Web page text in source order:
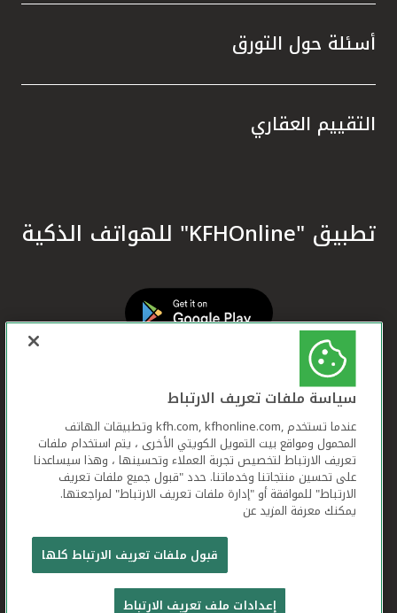
أسئلة حول التورق
التقييم العقاري
تطبيق "KFHOnline" للهواتف الذكية
بيت التمويل الكويتي جميع الحقوق محفوظة © 2026
شروط وأحكام استخدام الموقع الإلكتروني
سياسة ملفات تعريف الارتباط
عندما تستخدم ,kfh.com, kfhonline.com وتطبيقات الهاتف
المحمول ومواقع بيت التمويل الكويتي الأخرى ، يتم استخدام ملفات
تعريف الارتباط لتخصيص تجربة العملاء وتحسينها ، وهذا سيساعدنا
على تحسين منتجاتنا وخدماتنا. حدد "قبول جميع ملفات تعريف
الارتباط" للموافقة أو "إدارة ملفات تعريف الارتباط" لمراجعتها.
يمكنك معرفة المزيد عن
قبول ملفات تعريف الارتباط كلها
إعدادات ملف تعريف الارتباط